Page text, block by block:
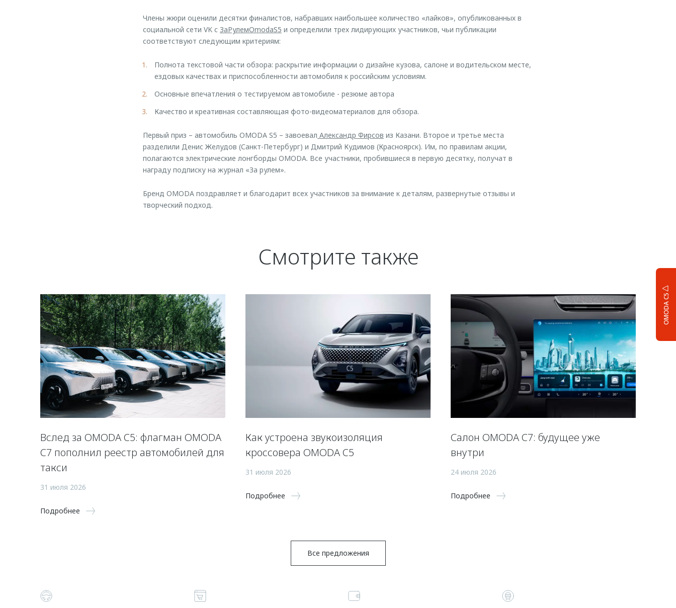
OMODA C5
Члены жюри оценили десятки финалистов, набравших наибольшее количество «лайков», опубликованных в
социальной сети VK с ЗаРулемOmodaS5 и определили трех лидирующих участников, чьи публикации
соответствуют следующим критериям:
Полнота текстовой части обзора: раскрытие информации о дизайне кузова, салоне и водительском месте,
ездовых качествах и приспособленности автомобиля к российским условиям.
Основные впечатления о тестируемом автомобиле - резюме автора
Качество и креативная составляющая фото-видеоматериалов для обзора.
Первый приз – автомобиль OMODA S5 – завоевал Александр Фирсов из Казани. Второе и третье места
разделили Денис Желудов (Санкт-Петербург) и Дмитрий Кудимов (Красноярск). Им, по правилам акции,
полагаются электрические лонгборды OMODA. Все участники, пробившиеся в первую десятку, получат в
награду подписку на журнал «За рулем».
Бренд OMODA поздравляет и благодарит всех участников за внимание к деталям, развернутые отзывы и
творческий подход.
Смотрите также
Вслед за OMODA C5: флагман OMODA
C7 пополнил реестр автомобилей для
такси
31 июля 2026
Подробнее
Как устроена звукоизоляция
кроссовера OMODA C5
31 июля 2026
Подробнее
Салон OMODA C7: будущее уже
внутри
24 июля 2026
Подробнее
Все предложения